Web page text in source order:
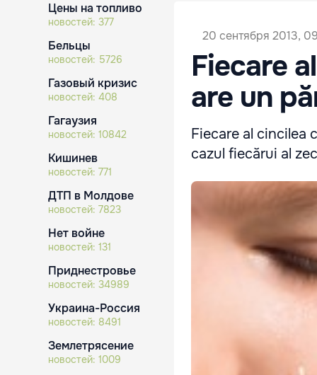
Цены на топливо
новостей: 377
Бельцы
новостей: 5726
Газовый кризис
новостей: 408
Гагаузия
новостей: 10842
Кишинев
новостей: 771
ДТП в Молдове
новостей: 7823
Нет войне
новостей: 131
Приднестровье
новостей: 34989
Украина-Россия
новостей: 8491
Землетрясение
новостей: 1009
20 сентября 2013,
Fiecare
are un
Fiecare al cincilea
cazul fiecărui al